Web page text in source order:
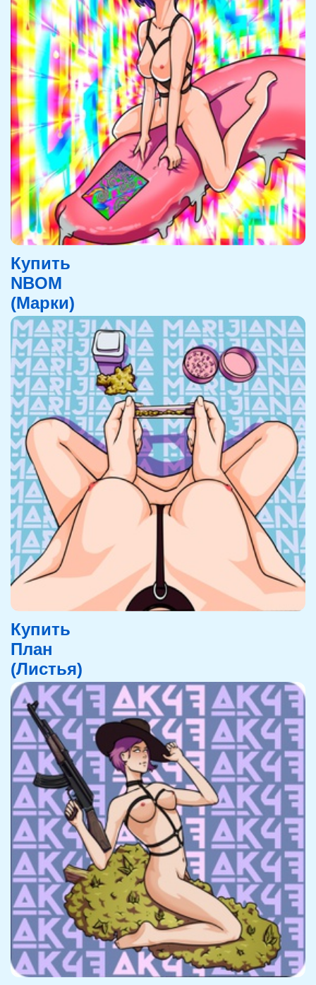
Купить
NBOM
(Марки)
Купить
План
(Листья)